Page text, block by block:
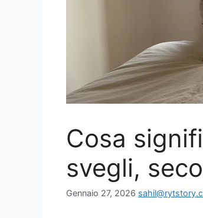
Cosa
svegli,
Gennaio 27, 2026